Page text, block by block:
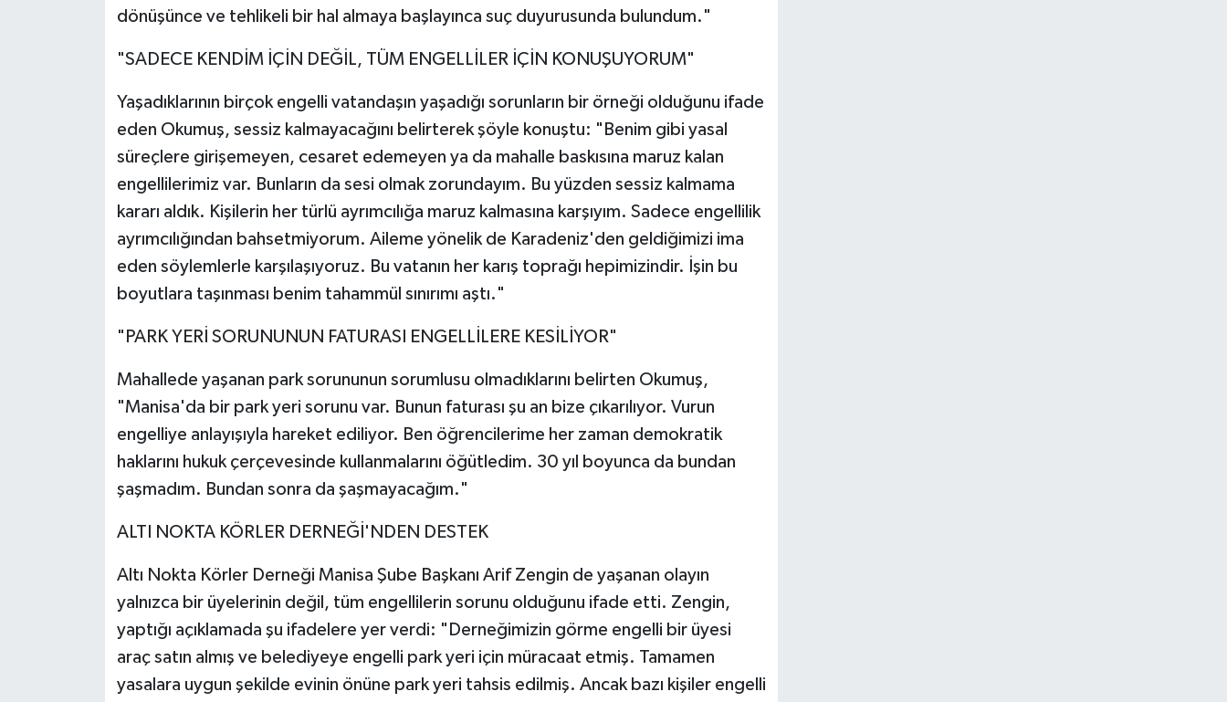
dönüşünce ve tehlikeli bir hal almaya başlayınca suç duyurusunda bulundum."
"SADECE KENDİM İÇİN DEĞİL, TÜM ENGELLİLER İÇİN KONUŞUYORUM"
Yaşadıklarının birçok engelli vatandaşın yaşadığı sorunların bir örneği olduğunu ifade
eden Okumuş, sessiz kalmayacağını belirterek şöyle konuştu: "Benim gibi yasal
süreçlere girişemeyen, cesaret edemeyen ya da mahalle baskısına maruz kalan
engellilerimiz var. Bunların da sesi olmak zorundayım. Bu yüzden sessiz kalmama
kararı aldık. Kişilerin her türlü ayrımcılığa maruz kalmasına karşıyım. Sadece engellilik
ayrımcılığından bahsetmiyorum. Aileme yönelik de Karadeniz'den geldiğimizi ima
eden söylemlerle karşılaşıyoruz. Bu vatanın her karış toprağı hepimizindir. İşin bu
boyutlara taşınması benim tahammül sınırımı aştı."
"PARK YERİ SORUNUNUN FATURASI ENGELLİLERE KESİLİYOR"
Mahallede yaşanan park sorununun sorumlusu olmadıklarını belirten Okumuş,
"Manisa'da bir park yeri sorunu var. Bunun faturası şu an bize çıkarılıyor. Vurun
engelliye anlayışıyla hareket ediliyor. Ben öğrencilerime her zaman demokratik
haklarını hukuk çerçevesinde kullanmalarını öğütledim. 30 yıl boyunca da bundan
şaşmadım. Bundan sonra da şaşmayacağım."
ALTI NOKTA KÖRLER DERNEĞİ'NDEN DESTEK
Altı Nokta Körler Derneği Manisa Şube Başkanı Arif Zengin de yaşanan olayın
yalnızca bir üyelerinin değil, tüm engellilerin sorunu olduğunu ifade etti. Zengin,
yaptığı açıklamada şu ifadelere yer verdi: "Derneğimizin görme engelli bir üyesi
araç satın almış ve belediyeye engelli park yeri için müracaat etmiş. Tamamen
yasalara uygun şekilde evinin önüne park yeri tahsis edilmiş. Ancak bazı kişiler engelli